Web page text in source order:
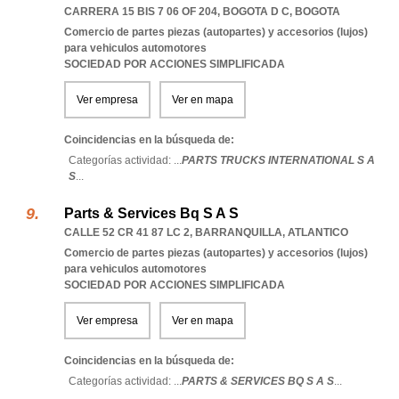
CARRERA 15 BIS 7 06 OF 204, BOGOTA D C, BOGOTA
Comercio de partes piezas (autopartes) y accesorios (lujos)
para vehiculos automotores
SOCIEDAD POR ACCIONES SIMPLIFICADA
Ver empresa Ver en mapa
Coincidencias en la búsqueda de:
Categorías actividad: ...PARTS TRUCKS INTERNATIONAL S A
S...
Parts & Services Bq S A S
CALLE 52 CR 41 87 LC 2, BARRANQUILLA, ATLANTICO
Comercio de partes piezas (autopartes) y accesorios (lujos)
para vehiculos automotores
SOCIEDAD POR ACCIONES SIMPLIFICADA
Ver empresa Ver en mapa
Coincidencias en la búsqueda de:
Categorías actividad: ...PARTS & SERVICES BQ S A S...